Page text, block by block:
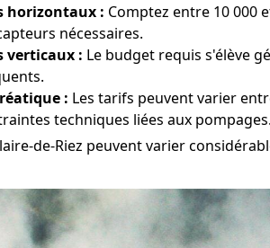
horizontaux : Comptez entre 10 000
nécessaires.
verticaux : Le budget requis s'élève
: Les tarifs peuvent varier
techniques liées aux pompages.
de-Riez peuvent varier